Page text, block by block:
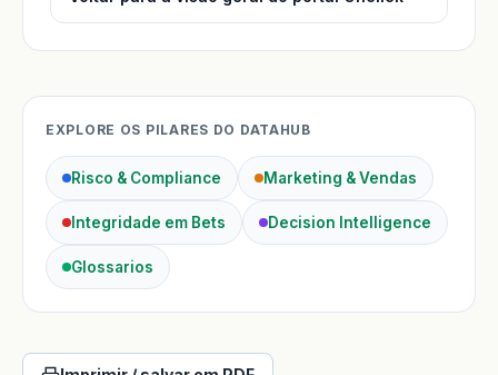
EXPLORE OS PILARES DO DATAHUB
Risco & Compliance Marketing & Vendas
Integridade em Bets Decision Intelligence
Glossarios